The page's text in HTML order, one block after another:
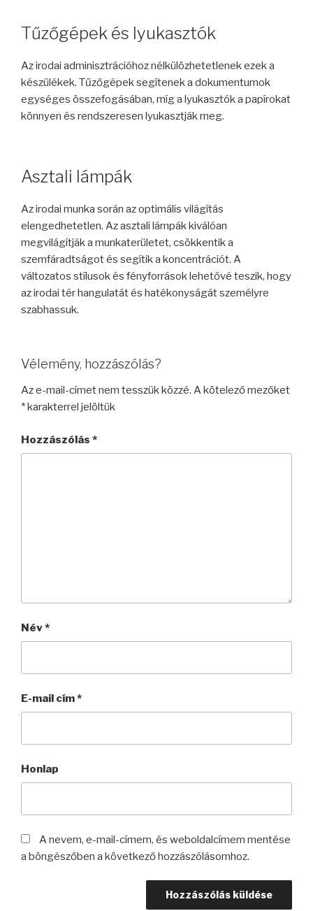
Tűzőgépek és lyukasztók
Az irodai adminisztrációhoz nélkülözhetetlenek ezek a
készülékek. Tűzőgépek segítenek a dokumentumok
egységes összefogásában, míg a lyukasztók a papírokat
könnyen és rendszeresen lyukasztják meg.
Asztali lámpák
Az irodai munka során az optimális világítás
elengedhetetlen. Az asztali lámpák kiválóan
megvilágítják a munkaterületet, csökkentik a
szemfáradtságot és segítik a koncentrációt. A
változatos stílusok és fényforrások lehetővé teszik, hogy
az irodai tér hangulatát és hatékonyságát személyre
szabhassuk.
Vélemény, hozzászólás?
Az e-mail-címet nem tesszük közzé. A kötelező mezőket
*karakterrel jelöltük
Hozzászólás *
Név*
E-mail cím*
Honlap
A nevem, e-mail-címem, és weboldalcímem mentése
a böngészőben a következő hozzászólásomhoz.